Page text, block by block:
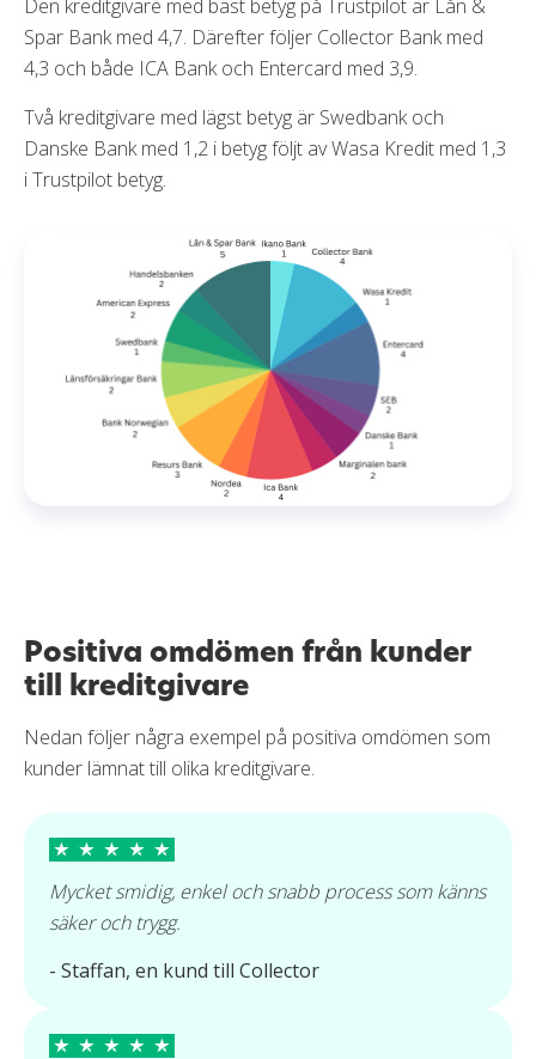
Den kreditgivare med bäst betyg på Trustpilot är Lån &
Spar Bank med 4,7. Därefter följer Collector Bank med
4,3 och både ICA Bank och Entercard med 3,9.
Två kreditgivare med lägst betyg är Swedbank och
Danske Bank med 1,2 i betyg följt av Wasa Kredit med 1,3
i Trustpilot betyg.
Positiva omdömen från kunder
till kreditgivare
Nedan följer några exempel på positiva omdömen som
kunder lämnat till olika kreditgivare.
Mycket smidig, enkel och snabb process som känns
säker och trygg.
- Staffan, en kund till Collector